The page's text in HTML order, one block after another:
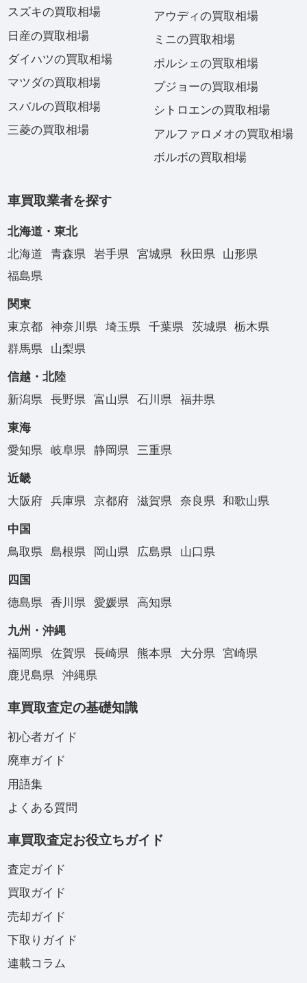
スズキの買取相場
日産の買取相場
ダイハツの買取相場
マツダの買取相場
スバルの買取相場
三菱の買取相場
アウディの買取相場
ミニの買取相場
ポルシェの買取相場
プジョーの買取相場
シトロエンの買取相場
アルファロメオの買取相場
ボルボの買取相場
車買取業者を探す
北海道・東北
北海道
青森県 岩手県 宮城県 秋田県
山形県
福島県
関東
東京都
神奈川県 埼玉県 千葉県 茨城県
栃木県
群馬県
山梨県
信越・北陸
新潟県
長野県 富山県 石川県 福井県
東海
愛知県
岐阜県 静岡県 三重県
近畿
大阪府
兵庫県 京都府 滋賀県 奈良県 和歌山県
中国
鳥取県
島根県 岡山県 広島県 山口県
四国
徳島県
香川県 愛媛県 高知県
九州・沖縄
福岡県
佐賀県 長崎県 熊本県 大分県
宮崎県
鹿児島県
沖縄県
車買取査定の基礎知識
初心者ガイド
廃車ガイド
用語集
よくある質問
車買取査定お役立ちガイド
査定ガイド
買取ガイド
売却ガイド
下取りガイド
連載コラム